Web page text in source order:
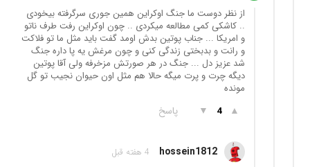
از نظر دوست ما جنگ اوکراین همین جوری سرگرفته بیخودی
.. کاشکی کمی مطالعه میکردی .. چون اوکراین رفت طرف ناتو
و امریکا ... جناب پوتین بدش اومد گفت باید مثل ما تو فلاکت
و رانت و بدبختی زندگی کنی و چون مرغش یه پا داره جنگ
شد عزیز دل ... جنگ در هر صورتش مزخرفه ولی آقا پوتین
دیگه چرت و پرت میگه حالا هم مثل اون حیوان نجیب تو گل
مونده
▲
4
▼ پاسخ
hossein1812 4 هفته قبل